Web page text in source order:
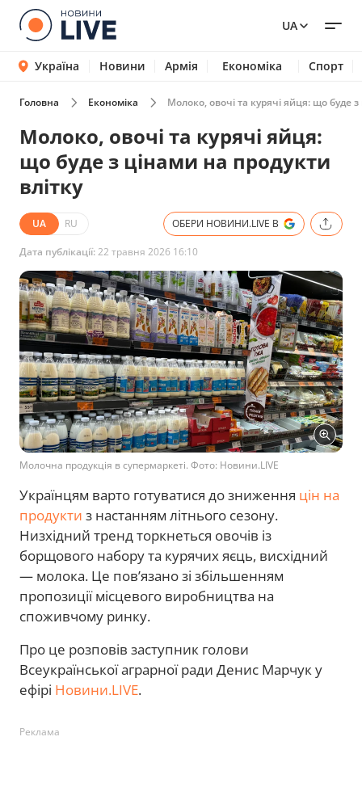
UA
Україна Новини Армія Економіка Спорт
Головна Економіка Молоко, овочі та курячі яйця: що буде
Молоко, овочі та курячі яйця:
що буде з цінами на продукти
влітку
UA RU ОБЕРИ НОВИНИ.LIVE В
Дата публікації:22 травня 2026 16:10
Молочна продукція в супермаркеті. Фото: Новини.LIVE
Українцям варто готуватися до зниження цін на
продукти з настанням літнього сезону.
Низхідний тренд торкнеться овочів із
борщового набору та курячих яєць, висхідний
— молока. Це пов’язано зі збільшенням
пропозиції місцевого виробництва на
споживчому ринку.
Про це розповів заступник голови
Всеукраїнської аграрної ради Денис Марчук у
ефірі Новини.LIVE.
Реклама